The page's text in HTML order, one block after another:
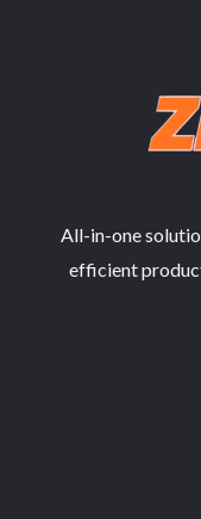
All-in-one
efficient